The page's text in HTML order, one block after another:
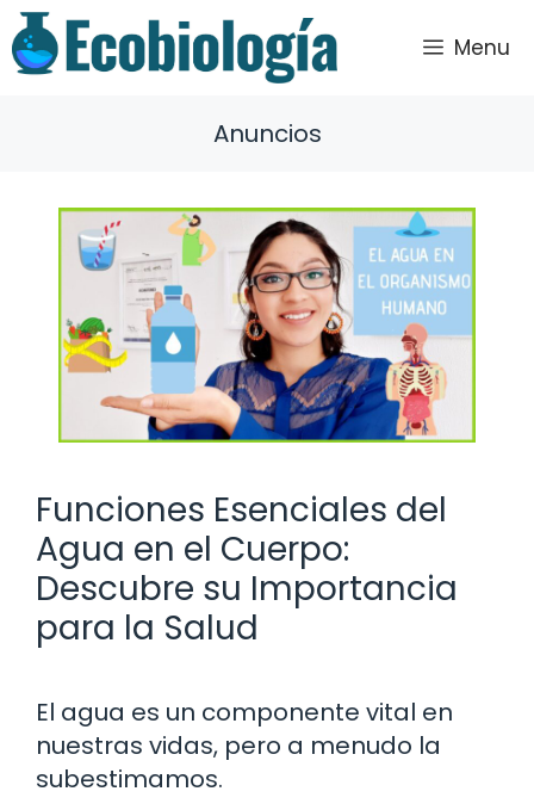
Saltar
al
contenido
Menu
Anuncios
Funciones Esenciales del
Agua en el Cuerpo:
Descubre su Importancia
para la Salud
El agua es un componente vital en
nuestras vidas, pero a menudo la
subestimamos.